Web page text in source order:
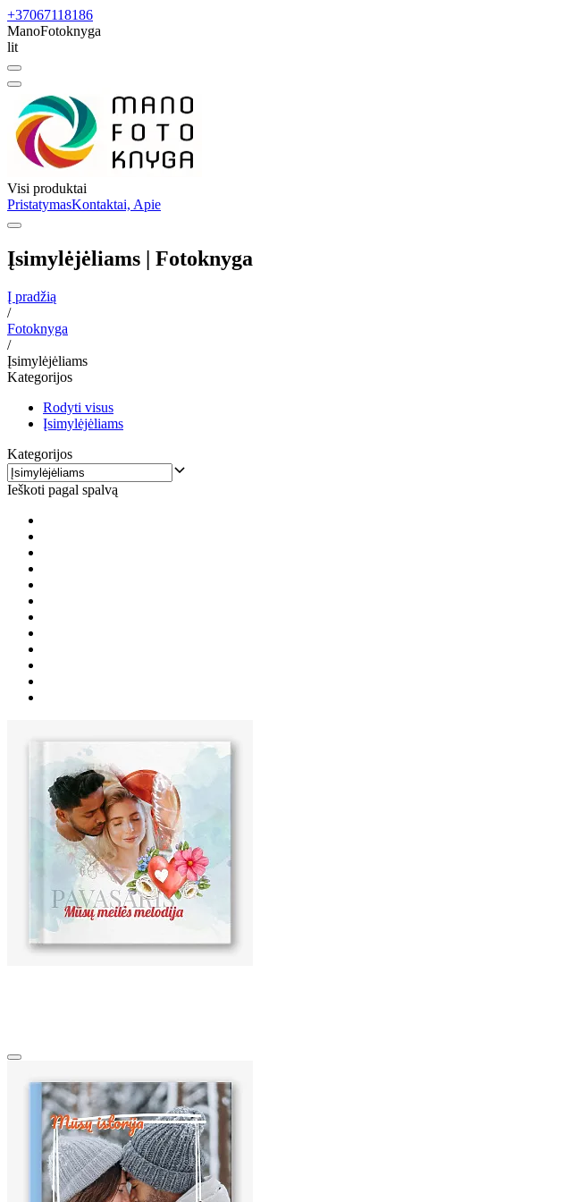
+37067118186
ManoFotoknyga
lit
Visi produktai
PristatymasKontaktai, Apie
Įsimylėjėliams | Fotoknyga
Į pradžią
/
Fotoknyga
/
Įsimylėjėliams
Kategorijos
Rodyti visus
Įsimylėjėliams
Kategorijos
Ieškoti pagal spalvą